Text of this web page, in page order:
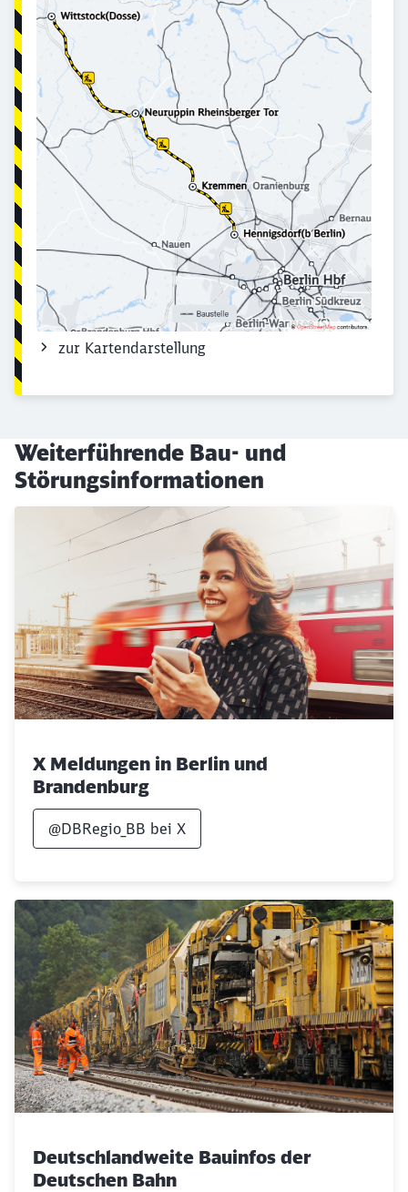
zur Kartendarstellung
Weiterführende Bau- und
Störungsinformationen
X Meldungen in Berlin und
Brandenburg
@DBRegio_BB bei X
Deutschlandweite Bauinfos der
Deutschen Bahn